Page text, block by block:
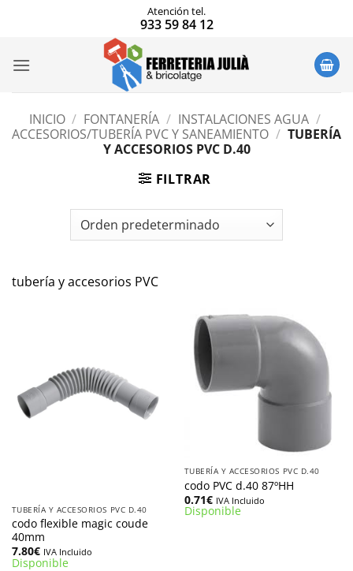
Atención tel.
933 59 84 12
INICIO / FONTANERÍA / INSTALACIONES AGUA /
ACCESORIOS/TUBERÍA PVC Y SANEAMIENTO / TUBERÍA
Y ACCESORIOS PVC D.40
FILTRAR
tubería y accesorios PVC
TUBERÍA Y ACCESORIOS PVC D.40
codo flexible magic coude
40mm
7.80€ IVA Incluido
Disponible
TUBERÍA Y ACCESORIOS PVC D.40
codo PVC d.40 87ºHH
0.71€ IVA Incluido
Disponible